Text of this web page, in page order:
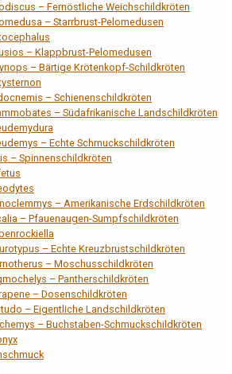
– Fernöstliche Weichschildkröten
– Starrbrust-Pelomedusen
– Klappbrust-Pelomedusen
– Bärtige Krötenkopf-Schildkröten
– Schienenschildkröten
– Südafrikanische Landschildkröten
– Echte Schmuckschildkröten
– Spinnenschildkröten
– Amerikanische Erdschildkröten
– Pfauenaugen-Sumpfschildkröten
– Echte Kreuzbrustschildkröten
– Moschusschildkröten
– Pantherschildkröten
– Dosenschildkröten
– Eigentliche Landschildkröten
– Buchstaben-Schmuckschildkröten